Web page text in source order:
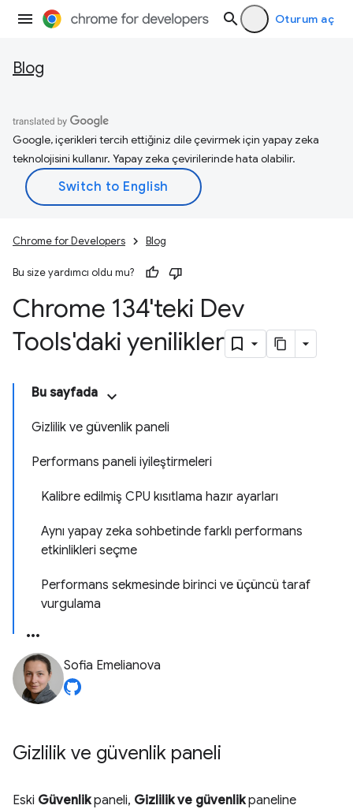
Oturum aç
Blog
Google, içerikleri tercih ettiğiniz dile çevirmek için yapay zeka
teknolojisini kullanır. Yapay zeka çevirilerinde hata olabilir.
Chrome for Developers Blog
Bu size yardımcı oldu mu?
Chrome 134'teki Dev
Tools'daki yenilikler
Bu sayfada
Gizlilik ve güvenlik paneli
Performans paneli iyileştirmeleri
Kalibre edilmiş CPU kısıtlama hazır ayarları
Aynı yapay zeka sohbetinde farklı performans
etkinlikleri seçme
Performans sekmesinde birinci ve üçüncü taraf
vurgulama
Sofia Emelianova
Gizlilik ve güvenlik paneli
Eski Güvenlikpaneli, Gizlilik ve güvenlikpaneline